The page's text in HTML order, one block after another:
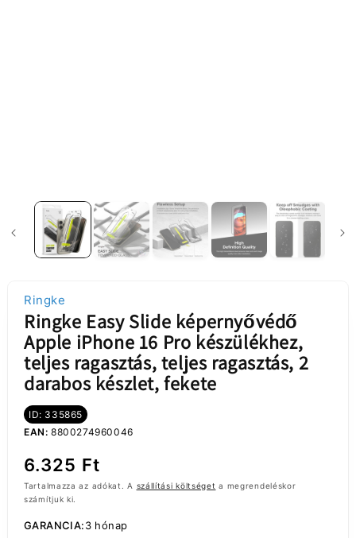
Ringke
Ringke Easy Slide képernyővédő
Apple iPhone 16 Pro készülékhez,
teljes ragasztás, teljes ragasztás, 2
darabos készlet, fekete
ID: 335865
EAN: 8800274960046
Normál
ár
6.325 Ft
Tartalmazza az adókat. A szállítási költséget a megrendeléskor
számítjuk ki.
GARANCIA:3 hónap